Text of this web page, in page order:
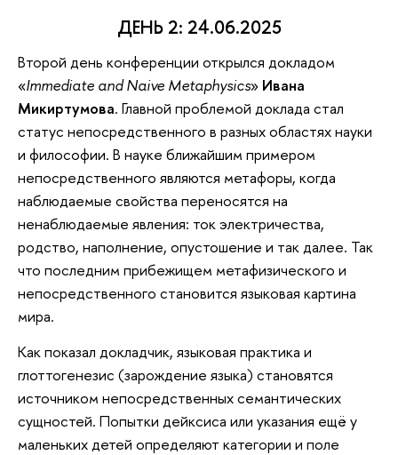
ДЕНЬ 2: 24.06.2025
Второй день конференции открылся докладом
«Immediate and Naive Metaphysics» Ивана
Микиртумова. Главной проблемой доклада стал
статус непосредственного в разных областях науки
и философии. В науке ближайшим примером
непосредственного являются метафоры, когда
наблюдаемые свойства переносятся на
ненаблюдаемые явления: ток электричества,
родство, наполнение, опустошение и так далее. Так
что последним прибежищем метафизического и
непосредственного становится языковая картина
мира.
Как показал докладчик, языковая практика и
глоттогенезис (зарождение языка) становятся
источником непосредственных семантических
сущностей. Попытки дейксиса или указания ещё у
маленьких детей определяют категории и поле